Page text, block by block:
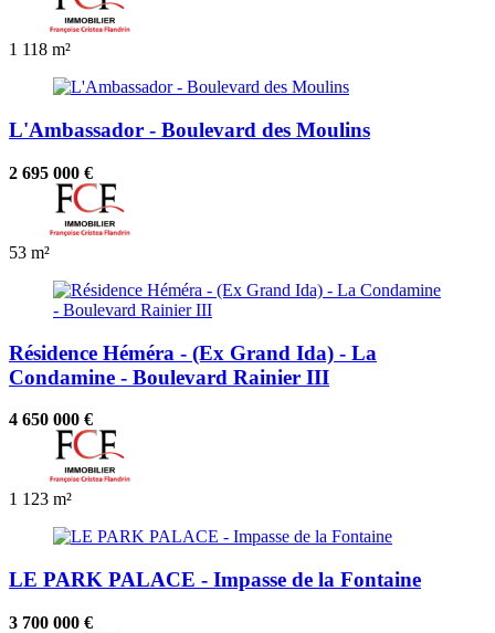
1 118 m²
L'Ambassador - Boulevard des Moulins
2 695 000 €
53 m²
Résidence Héméra - (Ex Grand Ida) - La
Condamine - Boulevard Rainier III
4 650 000 €
1 123 m²
LE PARK PALACE - Impasse de la Fontaine
3 700 000 €